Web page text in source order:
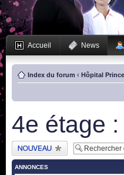
Accueil News
Index du forum ‹ Hôpital
4e étage
Publier un nouveau
sujet
ANNONCES